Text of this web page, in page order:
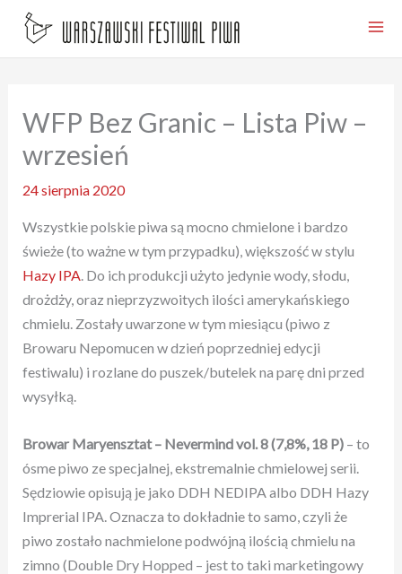
treści
WFP Bez Granic – Lista Piw –
wrzesień
24 sierpnia 2020
Wszystkie polskie piwa są mocno chmielone i bardzo
świeże (to ważne w tym przypadku), większość w stylu
Hazy IPA. Do ich produkcji użyto jedynie wody, słodu,
drożdży, oraz nieprzyzwoitych ilości amerykańskiego
chmielu. Zostały uwarzone w tym miesiącu (piwo z
Browaru Nepomucen w dzień poprzedniej edycji
festiwalu) i rozlane do puszek/butelek na parę dni przed
wysyłką.
Browar Maryensztat – Nevermind vol. 8(7,8%, 18 P)– to
ósme piwo ze specjalnej, ekstremalnie chmielowej serii.
Sędziowie opisują je jako DDH NEDIPA albo DDH Hazy
Imprerial IPA. Oznacza to dokładnie to samo, czyli że
piwo zostało nachmielone podwójną ilością chmielu na
zimno (Double Dry Hopped – jest to taki marketingowy